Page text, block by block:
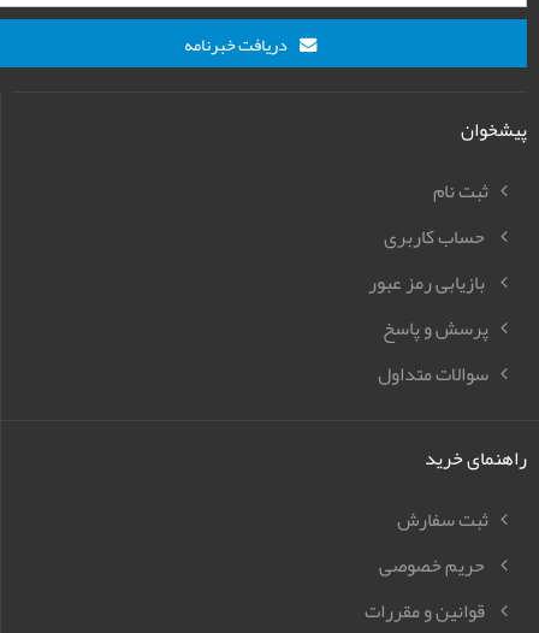
دریافت خبرنامه
پیشخوان
ثبت نام
حساب کاربری
بازیابی رمز عبور
پرسش و پاسخ
سوالات متداول
راهنمای خرید
ثبت سفارش
حریم خصوصی
قوانین و مقررات